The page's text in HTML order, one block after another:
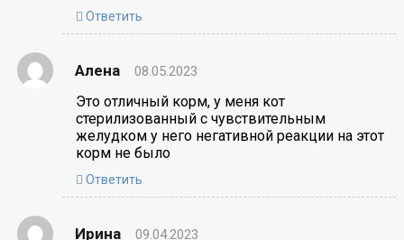
Ответить
Алена 08.05.2023
Это отличный корм, у меня кот
стерилизованный с чувствительным
желудком у него негативной реакции на этот
корм не было
Ответить
Ирина 09.04.2023